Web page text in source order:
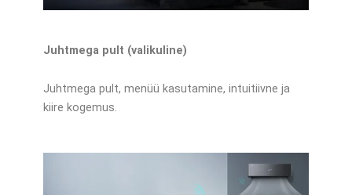
Juhtmega pult (valikuline)
Juhtmega pult, menüü kasutamine, intuitiivne ja
kiire kogemus.